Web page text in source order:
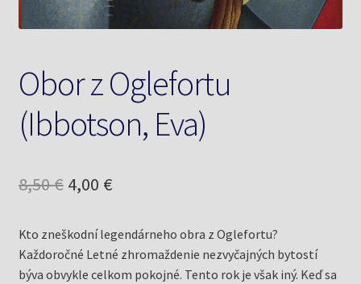
Obor z Oglefortu
(Ibbotson, Eva)
8,50€ Pôvodná
bola:
8,50 €.
4,00 €Aktuálna
je:
4,00 €.
Kto zneškodní legendárneho obra z Oglefortu?
Každoročné Letné zhromaždenie nezvyčajných bytostí
býva obvykle celkom pokojné. Tento rok je však iný. Keď sa